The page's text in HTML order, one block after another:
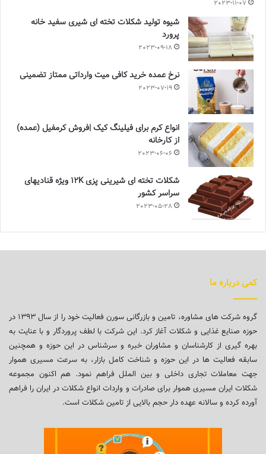
2023-11-07
شیوه تولید شکلات تخته ای شیری سفید خانه
پرورد
2023-09-18
نرخ عمده خرید کافی میت وارداتی ممتاز تضمینی
2023-07-19
انواع کرم برای فیلینگ کیک |فروش کرمفیل (عمده)
از کارخانه
2023-06-06
شکلات تخته ای شیرینی پزی 12K ویژه قنادیهای
سراسر کشور
2023-05-28
کمی درباره ما
گروه شرکت های مشاوره، تامین و بازرگانی سورن فعالیت خود را از سال ۱۳۹۳ در
حوزه صنایع غذایی و شکلات آغاز کرد. این شرکت با لطف پروردگار و با عنایت به
بهره گیری از کارشناسان و مشاوران خبره و سرشناس در این حوزه و همچنین
سابقه فعالیت ها در این حوزه و شناخت کامل بازار، به سرعت مسیری هموار
جهت معاملات تجاری داخلی و بین الملل فراهم نمود. هم اکنون مجموعه
شکلات ایران مسیری هموار برای صادرات و واردات انواع شکلات در ایران را فراهم
آورده کرده و سالانه عهده دار حجم بالایی از تامین شکلات است.